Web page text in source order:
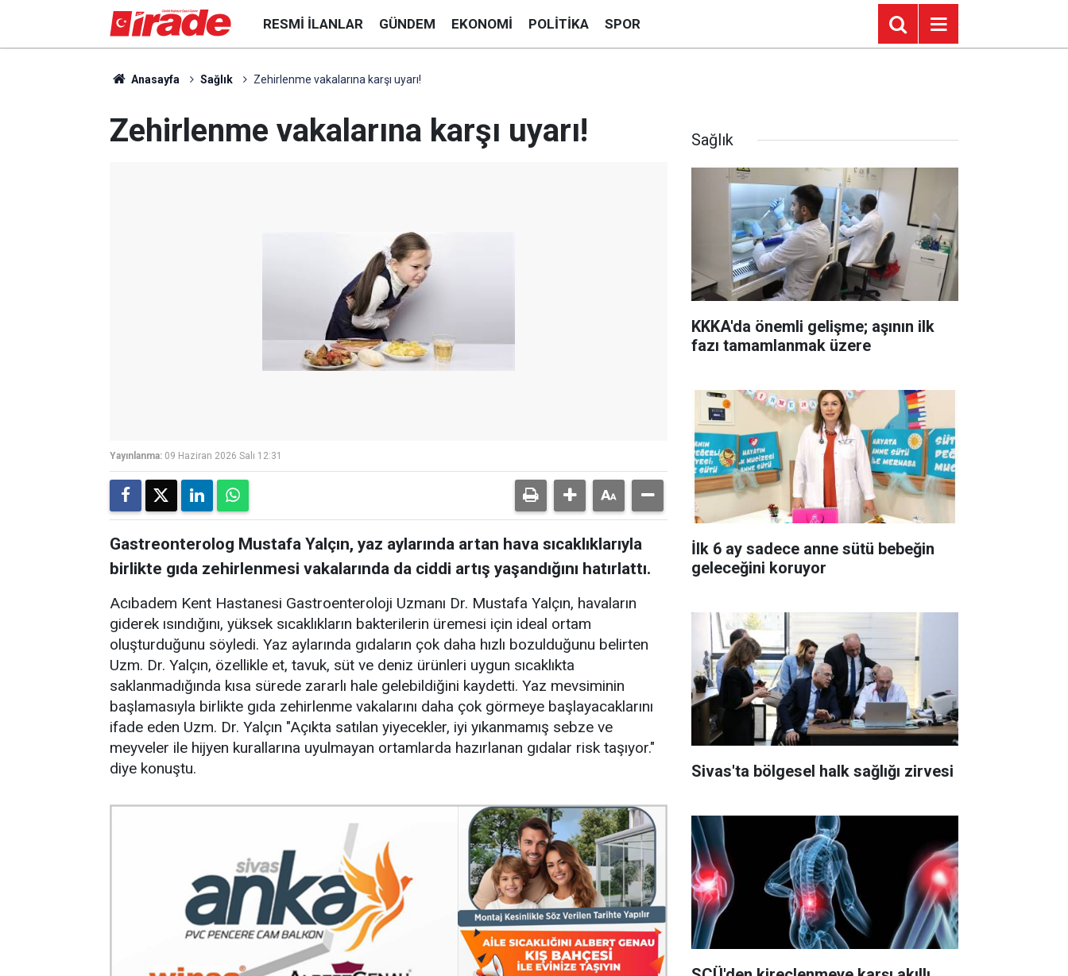
RESMI İLANLAR GÜNDEM EKONOMI POLITIKA SPOR
Anasayfa Sağlık Zehirlenme vakalarına karşı uyarı!
Zehirlenme vakalarına karşı uyarı!
Yayınlanma: 09 Haziran 2026 Salı 12:31
Gastreonterolog Mustafa Yalçın, yaz aylarında artan hava sıcaklıklarıyla
birlikte gıda zehirlenmesi vakalarında da ciddi artış yaşandığını hatırlattı.
Acıbadem Kent Hastanesi Gastroenteroloji Uzmanı Dr. Mustafa Yalçın, havaların
giderek ısındığını, yüksek sıcaklıkların bakterilerin üremesi için ideal ortam
oluşturduğunu söyledi. Yaz aylarında gıdaların çok daha hızlı bozulduğunu belirten
Uzm. Dr. Yalçın, özellikle et, tavuk, süt ve deniz ürünleri uygun sıcaklıkta
saklanmadığında kısa sürede zararlı hale gelebildiğini kaydetti. Yaz mevsiminin
başlamasıyla birlikte gıda zehirlenme vakalarını daha çok görmeye başlayacaklarını
ifade eden Uzm. Dr. Yalçın "Açıkta satılan yiyecekler, iyi yıkanmamış sebze ve
meyveler ile hijyen kurallarına uyulmayan ortamlarda hazırlanan gıdalar risk taşıyor."
diye konuştu.
Sağlık
KKKA'da önemli gelişme; aşının ilk
fazı tamamlanmak üzere
İlk 6 ay sadece anne sütü bebeğin
geleceğini koruyor
Sivas'ta bölgesel halk sağlığı zirvesi